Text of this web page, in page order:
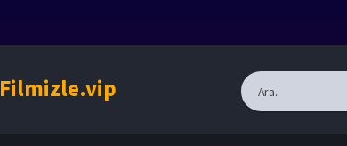
Filmizle.vip